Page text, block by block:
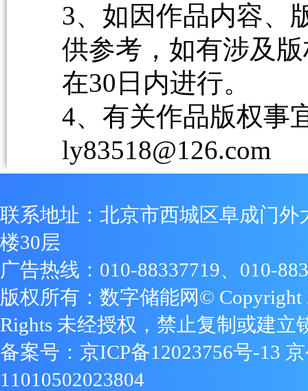
3、如因作品内容、
供参考，如有涉及
在30日内进行。
4、有关作品版权事
ly83518@126.com
联系地址：北京市西城区阜成门外
楼30层
广告热线：010-88337719、010-
版权所有：数字储能网© Copyright
Rights 未经授权，禁止复制或建立
备案号： 京ICP备12023756号-13
11010502023804